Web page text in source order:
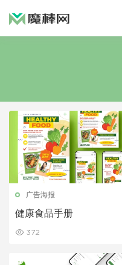
广告海报
健康食品手册
372